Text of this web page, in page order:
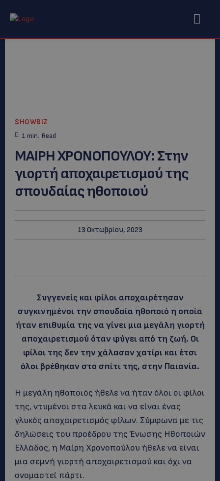
SHOWBIZ
1 min. Read
ΜΑΙΡΗ XΡΟΝΟΠΟΥΛΟΥ: Στην
γιορτή αποχαιρετισμού της
σπουδαίας ηθοποιού
13 Οκτωβρίου, 2023
Συγγενείς και φίλοι αποχαιρέτησαν
συγκινημένοι την σπουδαία ηθοποιό η οποία
ήταν επιθυμία της να γίνει μια μεγάλη γιορτή
αποχαιρετισμού όταν φύγει από τη ζωή. Οι
φίλοι της δεν την χάλασαν χατίρι και έτσι
όλοι βρέθηκαν στο σπίτι της, στην Παιανία.
Η μεγάλη ηθοποιός ήθελε να ήταν όλοι οι φίλοι
της, ντυμένοι στα λευκά και να είναι ένας
γλυκός αποχαιρετισμός φίλων. Σύμφωνα με τις
δηλώσεις του προέδρου της Ένωσης Ηθοποιών
Ελλάδος, η Μαίρη Χρονοπούλου ήθελε να είναι
μια σεμνή γιορτή αποχαιρετισμού και όχι να
ονομαστεί πάρτι.